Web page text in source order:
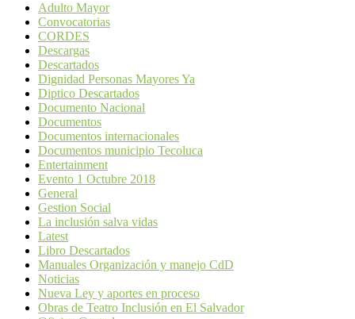
Adulto Mayor
Convocatorias
CORDES
Descargas
Descartados
Dignidad Personas Mayores Ya
Diptico Descartados
Documento Nacional
Documentos
Documentos internacionales
Documentos municipio Tecoluca
Entertainment
Evento 1 Octubre 2018
General
Gestion Social
La inclusión salva vidas
Latest
Libro Descartados
Manuales Organización y manejo CdD
Noticias
Nueva Ley y aportes en proceso
Obras de Teatro Inclusión en El Salvador